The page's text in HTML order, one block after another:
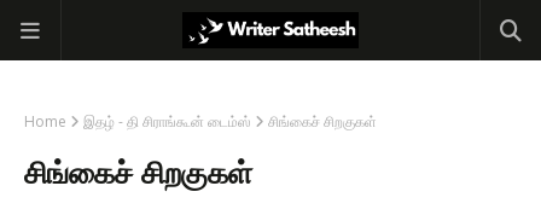
Home இதழ் - தி சிராங்கூன் டைம்ஸ் சிங்கைச் சிறகுகள்
சிங்கைச் சிறகுகள்